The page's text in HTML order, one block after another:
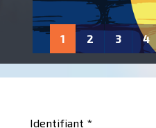
1 2 3 4
Identifiant *